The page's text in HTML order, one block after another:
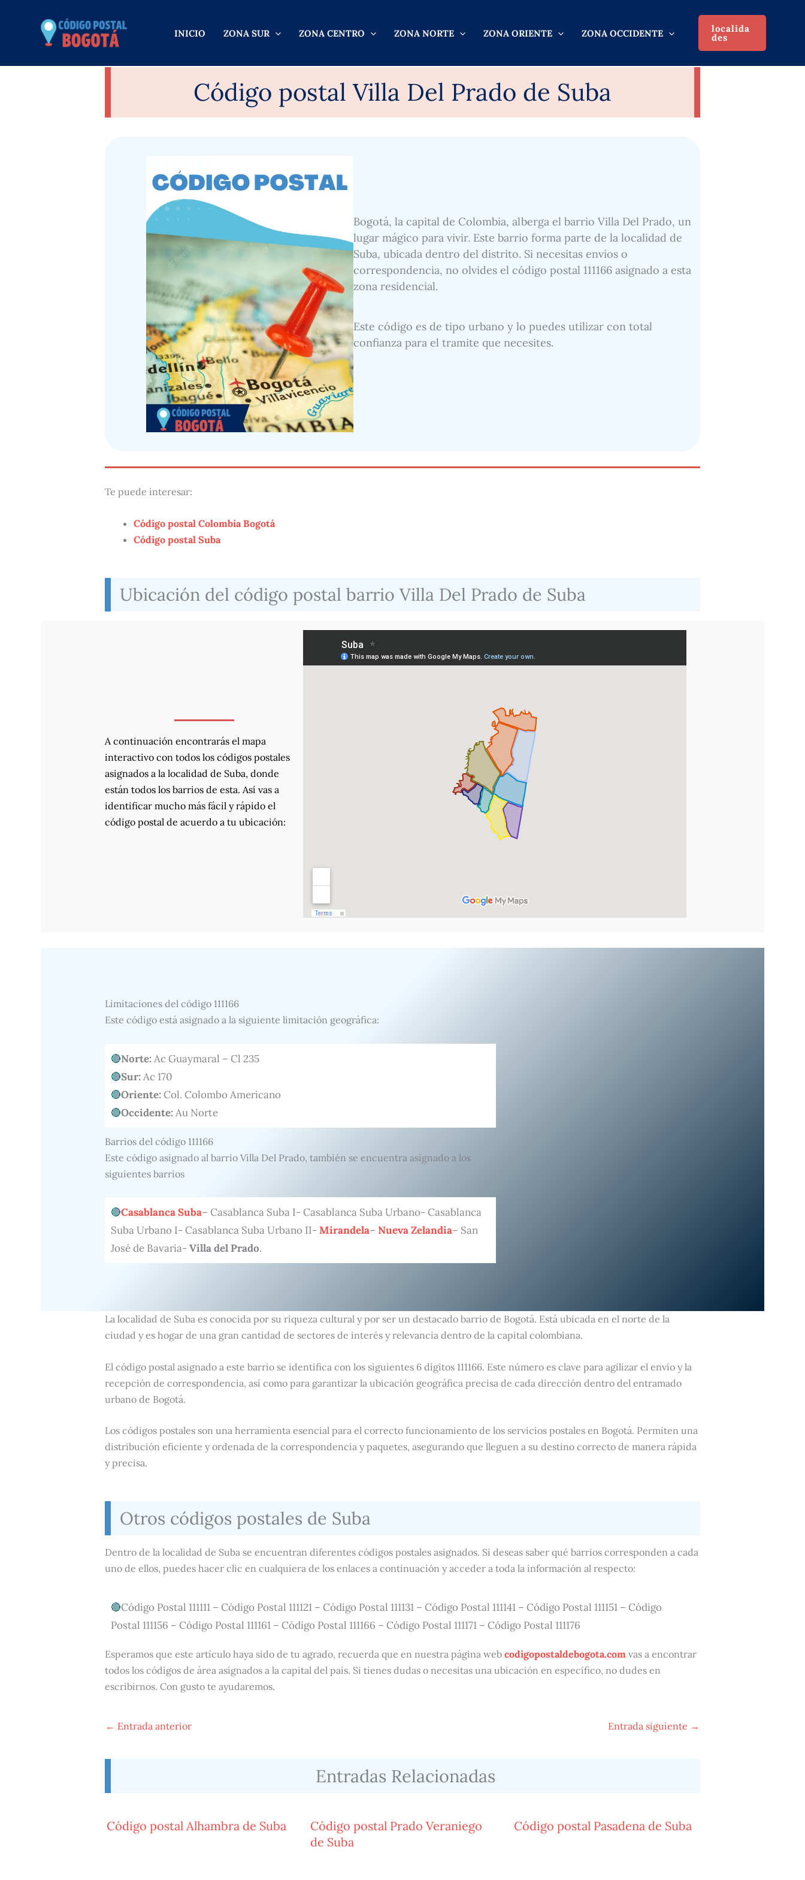
contenido
INICIO ZONA SUR ZONA CENTRO ZONA NORTE ZONA ORIENTE ZONA OCCIDENTE localida
des
Código postal Villa Del Prado de Suba
Bogotá, la capital de Colombia, alberga el barrio Villa Del Prado, un
lugar mágico para vivir. Este barrio forma parte de la localidad de
Suba, ubicada dentro del distrito. Si necesitas envíos o
correspondencia, no olvides el código postal 111166 asignado a esta
zona residencial.
Este código es de tipo urbano y lo puedes utilizar con total
confianza para el tramite que necesites.
Te puede interesar:
Código postal Colombia Bogotá
Código postal Suba
Ubicación del código postal barrio Villa Del Prado de Suba
A continuación encontrarás el mapa
interactivo con todos los códigos postales
asignados a la localidad de Suba, donde
están todos los barrios de esta. Así vas a
identificar mucho más fácil y rápido el
código postal de acuerdo a tu ubicación:
Limitaciones del código 111166
Este código está asignado a la siguiente limitación geográfica:
Norte:Ac Guaymaral – Cl 235
Sur:Ac 170
Oriente:Col. Colombo Americano
Occidente:Au Norte
Barrios del código 111166
Este código asignado al barrio Villa Del Prado, también se encuentra asignado a los
siguientes barrios
Casablanca Suba– Casablanca Suba I- Casablanca Suba Urbano- Casablanca
Suba Urbano I- Casablanca Suba Urbano II- Mirandela– Nueva Zelandia– San
José de Bavaria- Villa del Prado.
La localidad de Suba es conocida por su riqueza cultural y por ser un destacado barrio de Bogotá. Está ubicada en el norte de la
ciudad y es hogar de una gran cantidad de sectores de interés y relevancia dentro de la capital colombiana.
El código postal asignado a este barrio se identifica con los siguientes 6 dígitos 111166. Este número es clave para agilizar el envío y la
recepción de correspondencia, así como para garantizar la ubicación geográfica precisa de cada dirección dentro del entramado
urbano de Bogotá.
Los códigos postales son una herramienta esencial para el correcto funcionamiento de los servicios postales en Bogotá. Permiten una
distribución eficiente y ordenada de la correspondencia y paquetes, asegurando que lleguen a su destino correcto de manera rápida
y precisa.
Otros códigos postales de Suba
Dentro de la localidad de Suba se encuentran diferentes códigos postales asignados. Si deseas saber qué barrios corresponden a cada
uno de ellos, puedes hacer clic en cualquiera de los enlaces a continuación y acceder a toda la información al respecto:
Código Postal 111111 – Código Postal 111121 – Código Postal 111131 – Código Postal 111141 – Código Postal 111151 – Código
Postal 111156 – Código Postal 111161 – Código Postal 111166 – Código Postal 111171 – Código Postal 111176
Esperamos que este artículo haya sido de tu agrado, recuerda que en nuestra página web codigopostaldebogota.com vas a encontrar
todos los códigos de área asignados a la capital del país. Si tienes dudas o necesitas una ubicación en específico, no dudes en
escribirnos. Con gusto te ayudaremos.
← Entrada anterior Entrada siguiente →
Entradas Relacionadas
Código postal Alhambra de Suba
Código postal Prado Veraniego
de Suba
Código postal Pasadena de Suba